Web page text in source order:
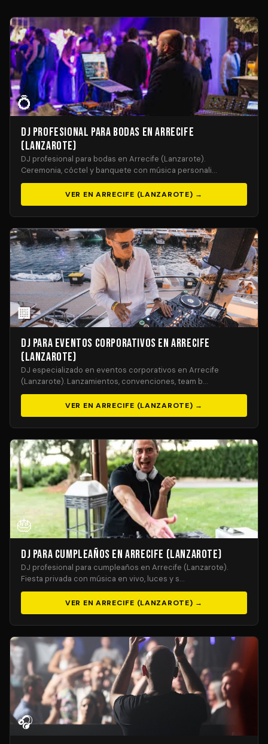
💍
DJ Profesional para Bodas en Arrecife
(Lanzarote)
DJ profesional para bodas en Arrecife (Lanzarote).
Ceremonia, cóctel y banquete con música personali…
VER EN ARRECIFE (LANZAROTE) →
🏢
DJ para Eventos Corporativos en Arrecife
(Lanzarote)
DJ especializado en eventos corporativos en Arrecife
(Lanzarote). Lanzamientos, convenciones, team b…
VER EN ARRECIFE (LANZAROTE) →
🎂
DJ para Cumpleaños en Arrecife (Lanzarote)
DJ profesional para cumpleaños en Arrecife (Lanzarote).
Fiesta privada con música en vivo, luces y s…
VER EN ARRECIFE (LANZAROTE) →
🎧